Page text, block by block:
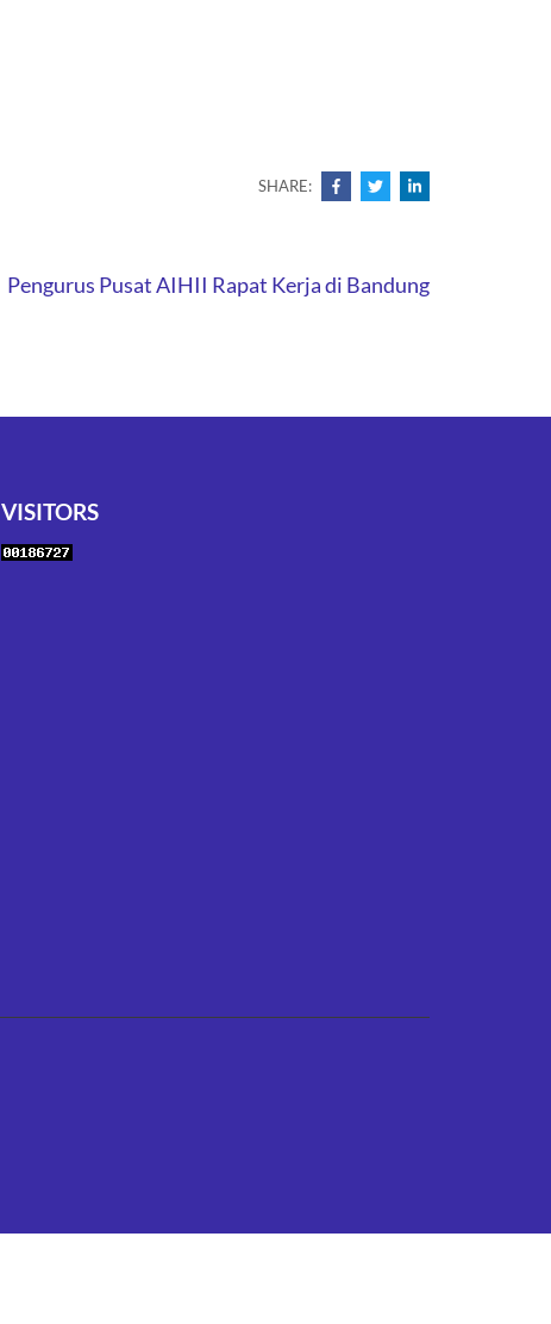
SHARE:
Pengurus Pusat AIHII Rapat Kerja di Bandung
VISITORS